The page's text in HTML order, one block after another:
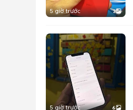
5 giờ trước 3
5 giờ trước 6